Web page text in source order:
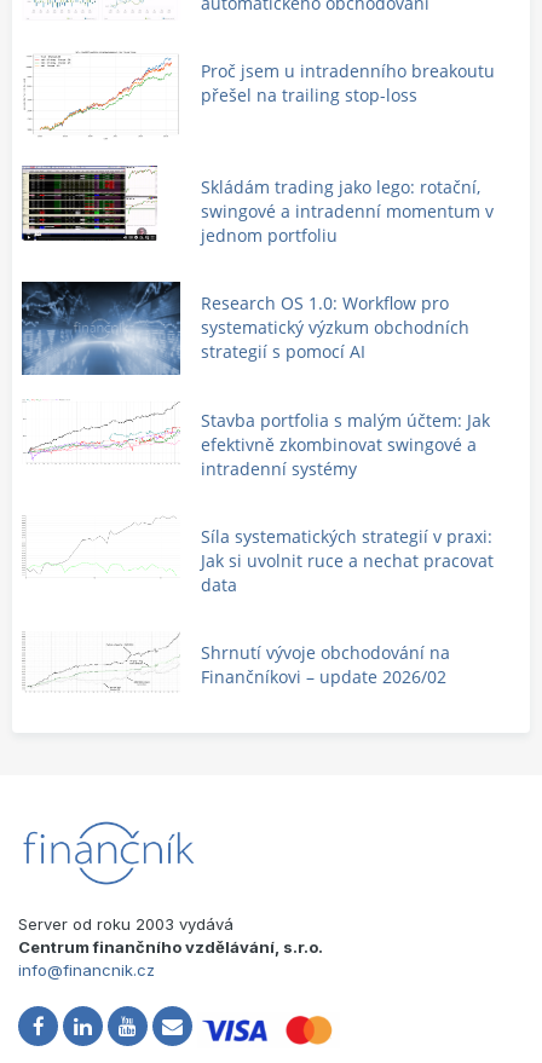
Proč jsem u intradenního breakoutu
přešel na trailing stop-loss
Skládám trading jako lego: rotační,
swingové a intradenní momentum v
jednom portfoliu
Research OS 1.0: Workflow pro
systematický výzkum obchodních
strategií s pomocí AI
Stavba portfolia s malým účtem: Jak
efektivně zkombinovat swingové a
intradenní systémy
Síla systematických strategií v praxi:
Jak si uvolnit ruce a nechat pracovat
data
Shrnutí vývoje obchodování na
Finančníkovi – update 2026/02
Server od roku 2003 vydává
Centrum finančního vzdělávání, s.r.o.
info@financnik.cz